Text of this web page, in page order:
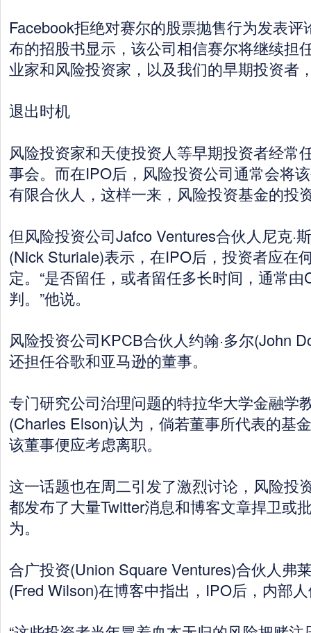
Facebook拒绝对赛尔的股票抛售行为发表
布的招股书显示，该公司相信赛尔将继续担
业家和风险投资家，以及我们的早期投资者
退出时机
风险投资家和天使投资人等早期投资者经常
事会。而在IPO后，风险投资公司通常会将
有限合伙人，这样一来，风险投资基金的投
但风险投资公司Jafco Ventures合伙人尼克·
(Nick Sturiale)表示，在IPO后，投资者应在
定。“是否留任，或者留任多长时间，通常
判。”他说。
风险投资公司KPCB合伙人约翰·多尔(John
还担任谷歌和亚马逊的董事。
专门研究公司治理问题的特拉华大学金融学
(Charles Elson)认为，倘若董事所代表的基
该董事便应考虑离职。
这一话题也在周二引发了激烈讨论，风险投
都发布了大量Twitter消息和博客文章捍卫或
为。
合广投资(Union Square Ventures)合伙人弗
(Fred Wilson)在博客中指出，IPO后，内部